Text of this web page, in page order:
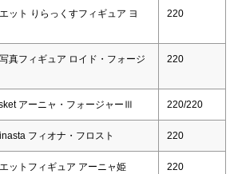
ット りらっくすフィギュア ヨ
220
真フィギュア ロイド・フォージ
220
アーニャ・フォージャーⅢ 220/220
フィオナ・フロスト 220
ットフィギュア アーニャ姫 220